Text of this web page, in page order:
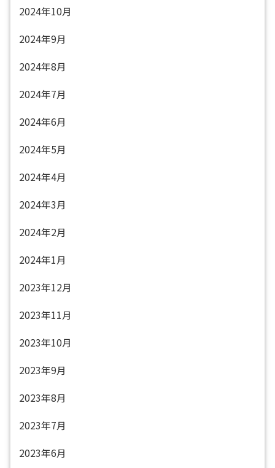
2024年10月
2024年9月
2024年8月
2024年7月
2024年6月
2024年5月
2024年4月
2024年3月
2024年2月
2024年1月
2023年12月
2023年11月
2023年10月
2023年9月
2023年8月
2023年7月
2023年6月